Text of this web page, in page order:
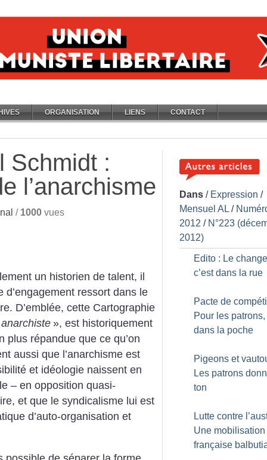
ORGANISATION LIENS CONTACT
Schmidt :
l’anarchisme
/ 1000 vues
un historien de talent, il
ressort dans le
D’emblée, cette Cartographie
», est historiquement
plus répandue que ce qu’on
aussi que l’anarchisme est
et idéologie naissent en
– en opposition quasi-
et que le syndicalisme lui est
d’auto-organisation et
Dans / Expression /
Mensuel AL /
2012 / N°223
2012)
Edito : Le
c’est dans la rue
Pacte de
Pour les patrons,
dans la poche
Pigeons et
Les patrons
ton
Lutte contre
Une mobilisation
française